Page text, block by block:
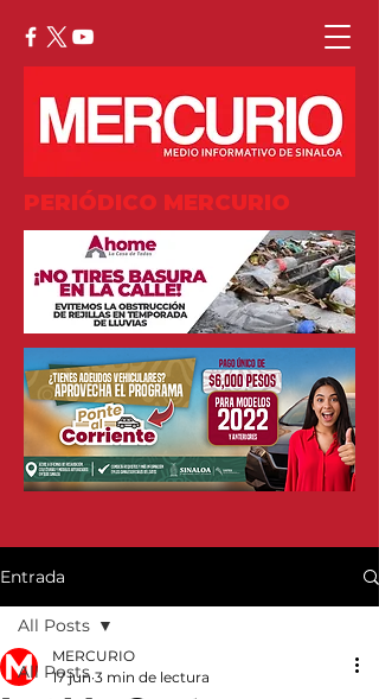
PERIÓDICO MERCURIO
Entrada
All Posts
All Posts
MERCURIO
17 jun 3 min de lectura